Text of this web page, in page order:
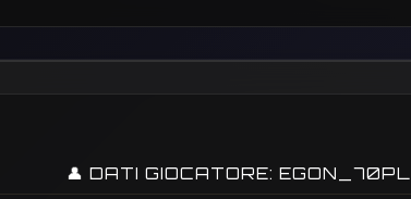
👤 DATI GIOCATORE: EGON_70PL